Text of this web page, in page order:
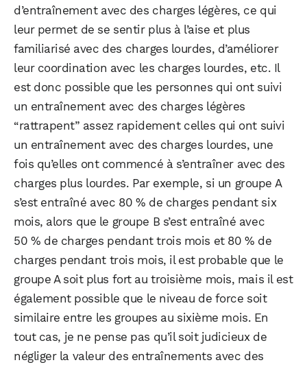
d’entraînement avec des charges légères, ce qui
leur permet de se sentir plus à l’aise et plus
familiarisé avec des charges lourdes, d’améliorer
leur coordination avec les charges lourdes, etc. Il
est donc possible que les personnes qui ont suivi
un entraînement avec des charges légères
“rattrapent” assez rapidement celles qui ont suivi
un entraînement avec des charges lourdes, une
fois qu’elles ont commencé à s’entraîner avec des
charges plus lourdes. Par exemple, si un groupe A
s’est entraîné avec 80 % de charges pendant six
mois, alors que le groupe B s’est entraîné avec
50 % de charges pendant trois mois et 80 % de
charges pendant trois mois, il est probable que le
groupe A soit plus fort au troisième mois, mais il est
également possible que le niveau de force soit
similaire entre les groupes au sixième mois. En
tout cas, je ne pense pas qu’il soit judicieux de
négliger la valeur des entraînements avec des